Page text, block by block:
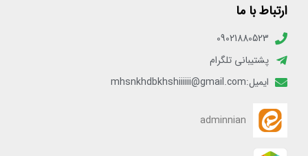
ارتباط با ما
09021880523
پشتیبانی تلگرام
ایمیل:mhsnkhdbkhshiiiiii@gmail.com
adminnian